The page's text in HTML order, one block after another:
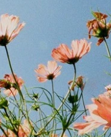
et check-
de